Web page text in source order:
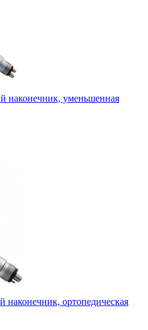
наконечник, уменьшенная
ортопедическая